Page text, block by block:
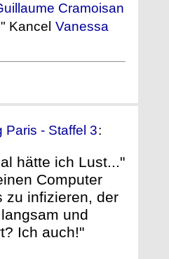
Cramoisan
Kancel Vanessa
Paris - Staffel 3:
hätte ich Lust..."
Computer
zu infizieren, der
und
Ich auch!"